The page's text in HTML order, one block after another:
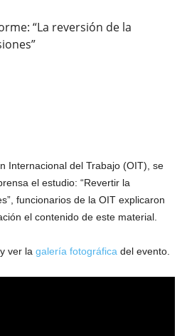
“La reversión de la
Internacional del Trabajo (OIT), se
el estudio: “Revertir la
funcionarios de la OIT explicaron
el contenido de este material.
y ver la galería fotográfica del evento.